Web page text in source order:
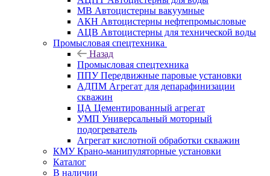
МВ Автоцистерны вакуумные
АКН Автоцистерны нефтепромысловые
АЦВ Автоцистерны для технической воды
Промысловая спецтехника
Назад
Промысловая спецтехника
ППУ Передвижные паровые установки
АДПМ Агрегат для депарафинизации
скважин
ЦА Цементированный агрегат
УМП Универсальный моторный
подогреватель
Агрегат кислотной обработки скважин
КМУ Крано-манипуляторные установки
Каталог
В наличии